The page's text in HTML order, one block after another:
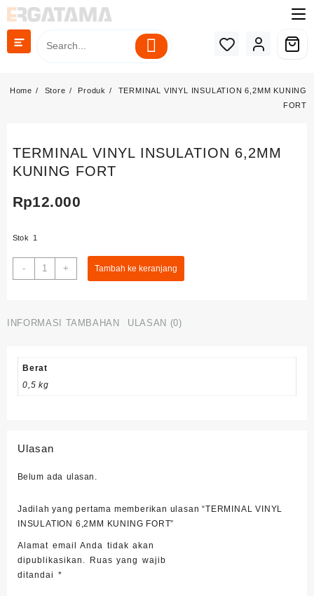
Skip
to
Home Store Produk
TERMINAL VINYL INSULATION 6,2MM KUNING
FORT
TERMINAL VINYL INSULATION 6,2MM
KUNING FORT
Rp12.000
Stok 1
-
Kuantitas
TERMINAL
6,2MM
+ Tambah ke keranjang
INFORMASI TAMBAHAN ULASAN (0)
Berat
0,5 kg
Ulasan
Belum ada ulasan.
Jadilah yang pertama memberikan ulasan “TERMINAL VINYL
INSULATION 6,2MM KUNING FORT”
Alamat email Anda tidak akan
dipublikasikan.
Ruas yang wajib
ditandai *